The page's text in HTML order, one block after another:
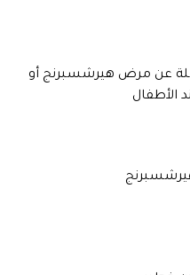
عن مرض هيرشسبرنج أو
الأطفال